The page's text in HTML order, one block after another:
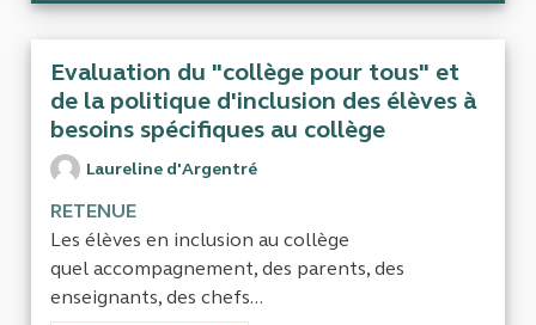
Evaluation du "collège pour tous" et
de la politique d'inclusion des élèves à
besoins spécifiques au collège
Laureline d'Argentré
RETENUE
Les élèves en inclusion au collège
quel accompagnement, des parents, des
enseignants, des chefs...